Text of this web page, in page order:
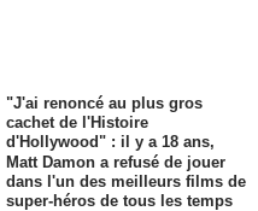
"J'ai renoncé au plus gros
cachet de l'Histoire
d'Hollywood" : il y a 18 ans,
Matt Damon a refusé de jouer
dans l'un des meilleurs films de
super-héros de tous les temps